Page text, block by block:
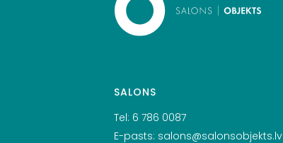
SALONS
Tel: 6 786 0087
E-pasts: salons@salonsobjekts.lv